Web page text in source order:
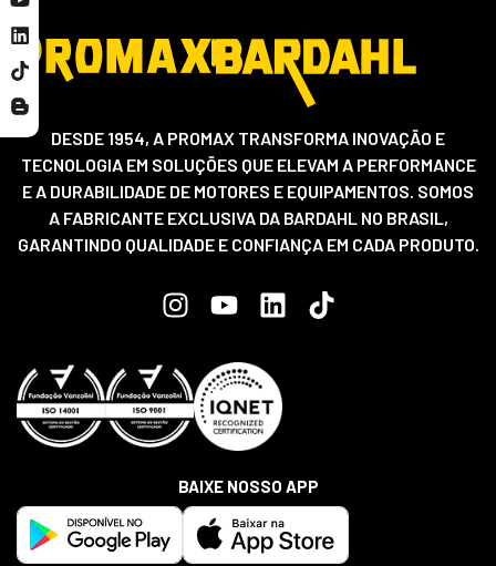
DESDE 1954, A PROMAX TRANSFORMA INOVAÇÃO E
TECNOLOGIA EM SOLUÇÕES QUE ELEVAM A PERFORMANCE
E A DURABILIDADE DE MOTORES E EQUIPAMENTOS. SOMOS
A FABRICANTE EXCLUSIVA DA BARDAHL NO BRASIL,
GARANTINDO QUALIDADE E CONFIANÇA EM CADA PRODUTO.
BAIXE NOSSO APP